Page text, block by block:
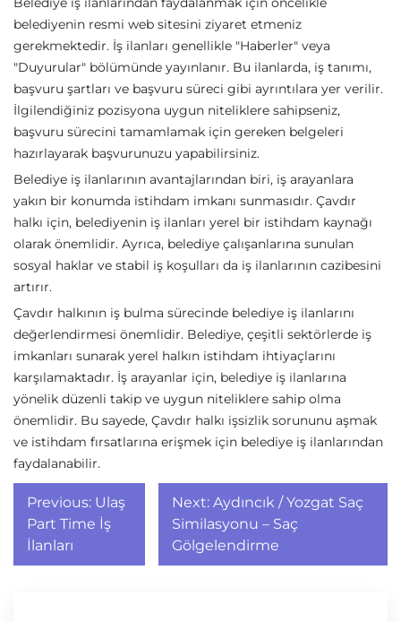
belediyenin resmi web sitesini ziyaret etmeniz
gerekmektedir. İş ilanları genellikle "Haberler" veya
"Duyurular" bölümünde yayınlanır. Bu ilanlarda, iş tanımı,
başvuru şartları ve başvuru süreci gibi ayrıntılara yer verilir.
İlgilendiğiniz pozisyona uygun niteliklere sahipseniz,
başvuru sürecini tamamlamak için gereken belgeleri
hazırlayarak başvurunuzu yapabilirsiniz.
Belediye iş ilanlarının avantajlarından biri, iş arayanlara
yakın bir konumda istihdam imkanı sunmasıdır. Çavdır
halkı için, belediyenin iş ilanları yerel bir istihdam kaynağı
olarak önemlidir. Ayrıca, belediye çalışanlarına sunulan
sosyal haklar ve stabil iş koşulları da iş ilanlarının cazibesini
artırır.
Çavdır halkının iş bulma sürecinde belediye iş ilanlarını
değerlendirmesi önemlidir. Belediye, çeşitli sektörlerde iş
imkanları sunarak yerel halkın istihdam ihtiyaçlarını
karşılamaktadır. İş arayanlar için, belediye iş ilanlarına
yönelik düzenli takip ve uygun niteliklere sahip olma
önemlidir. Bu sayede, Çavdır halkı işsizlik sorununu aşmak
ve istihdam fırsatlarına erişmek için belediye iş ilanlarından
faydalanabilir.
Yazı
gezinmesi
Previous: Ulaş
Part Time İş
İlanları
Next: Aydıncık / Yozgat Saç
Similasyonu – Saç
Gölgelendirme